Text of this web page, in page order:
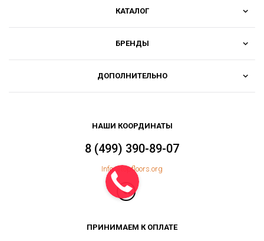
КАТАЛОГ
БРЕНДЫ
ДОПОЛНИТЕЛЬНО
НАШИ КООРДИНАТЫ
8 (499) 390-89-07
Info@topfloors.org
ПРИНИМАЕМ К ОПЛАТЕ